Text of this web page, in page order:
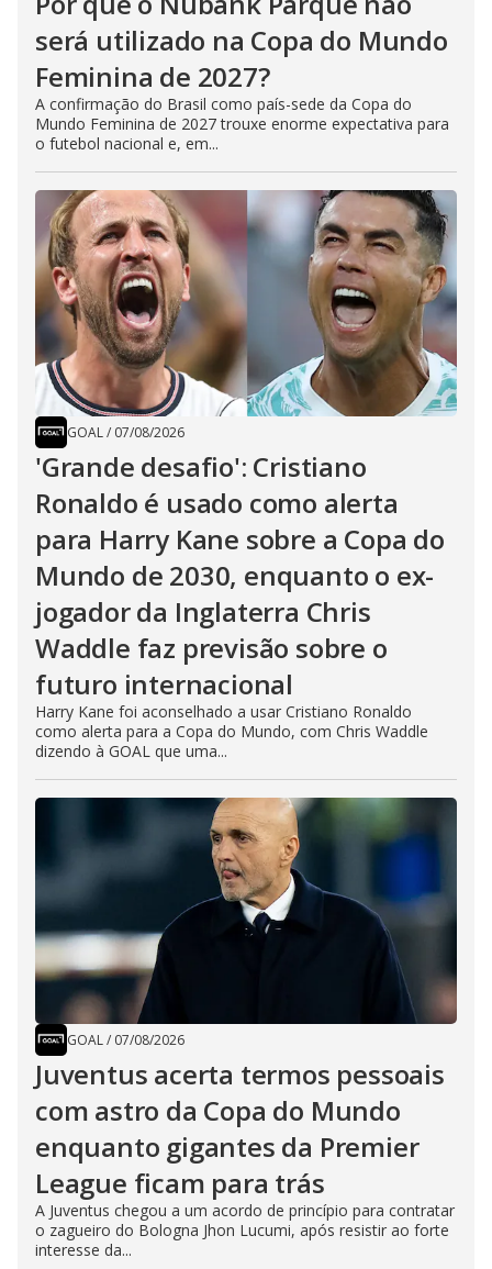
será utilizado na Copa do Mundo
Feminina de 2027?
A confirmação do Brasil como país-sede da Copa do
Mundo Feminina de 2027 trouxe enorme expectativa para
o futebol nacional e, em...
GOAL/ 07/08/2026
'Grande desafio': Cristiano
Ronaldo é usado como alerta
para Harry Kane sobre a Copa do
Mundo de 2030, enquanto o ex-
jogador da Inglaterra Chris
Waddle faz previsão sobre o
futuro internacional
Harry Kane foi aconselhado a usar Cristiano Ronaldo
como alerta para a Copa do Mundo, com Chris Waddle
dizendo à GOAL que uma...
GOAL/ 07/08/2026
Juventus acerta termos pessoais
com astro da Copa do Mundo
enquanto gigantes da Premier
League ficam para trás
A Juventus chegou a um acordo de princípio para contratar
o zagueiro do Bologna Jhon Lucumi, após resistir ao forte
interesse da...